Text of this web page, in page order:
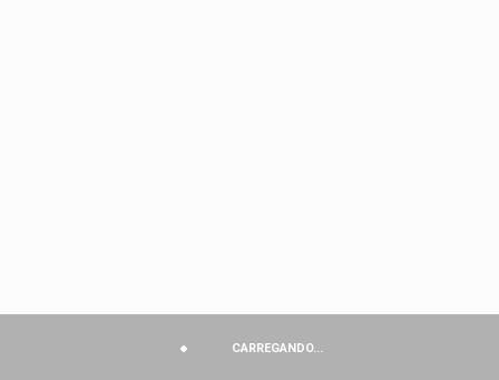
CARREGANDO...